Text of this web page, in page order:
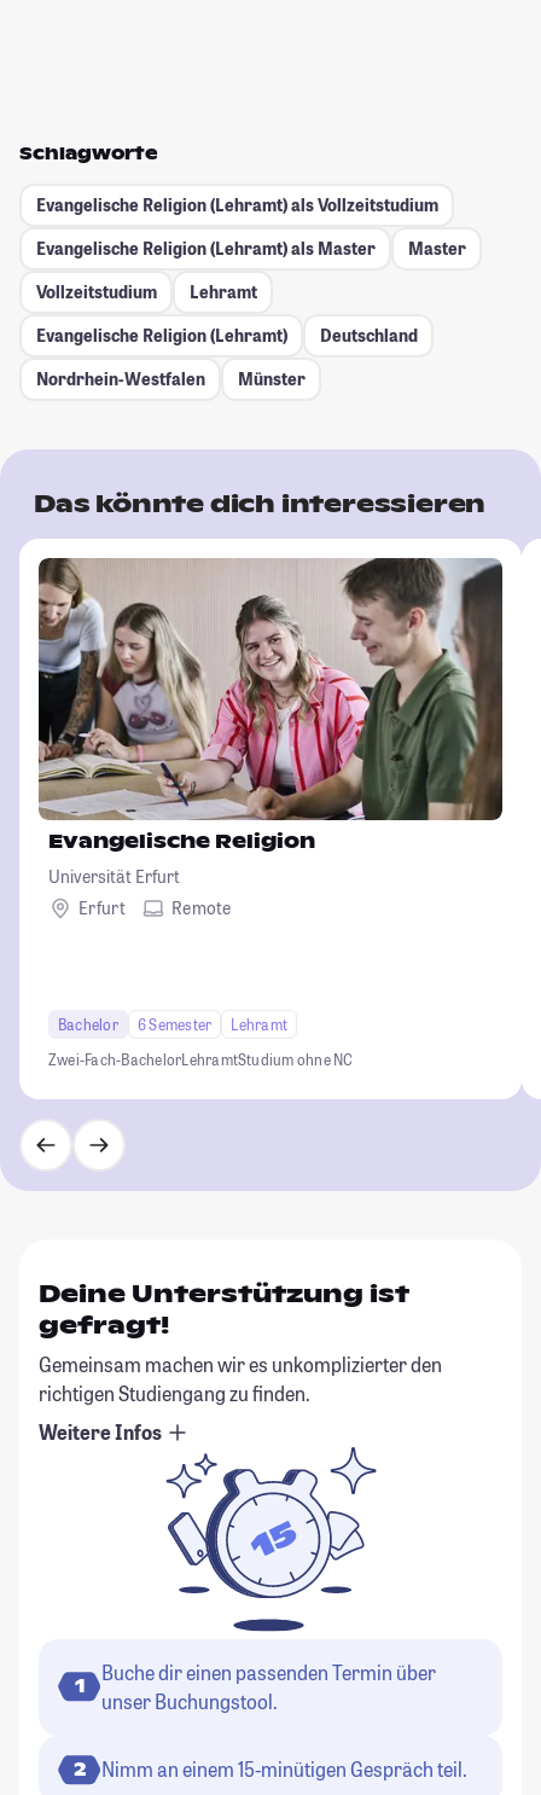
Schlagworte
Evangelische Religion (Lehramt) als Vollzeitstudium
Evangelische Religion (Lehramt) als Master
Master
Vollzeitstudium
Lehramt
Evangelische Religion (Lehramt)
Deutschland
Nordrhein-Westfalen
Münster
Das könnte dich interessieren
Evangelische Religion
Universität Erfurt
Erfurt
Remote
Bachelor 6 Semester
Lehramt
Zwei-Fach-BachelorLehramtStudium ohne NC
Deine Unterstützung ist
gefragt!
Gemeinsam machen wir es unkomplizierter den
richtigen Studiengang zu finden.
Weitere Infos
1
Buche dir einen passenden Termin über
unser Buchungstool.
2 Nimm an einem 15-minütigen Gespräch teil.